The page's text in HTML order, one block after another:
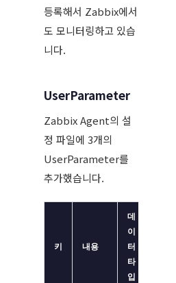
등록해서 Zabbix에서
도 모니터링하고 있습
니다.
UserParameter
Zabbix Agent의 설
정 파일에 3개의
UserParameter를
추가했습니다.
키 내용
데
이
터
타
입